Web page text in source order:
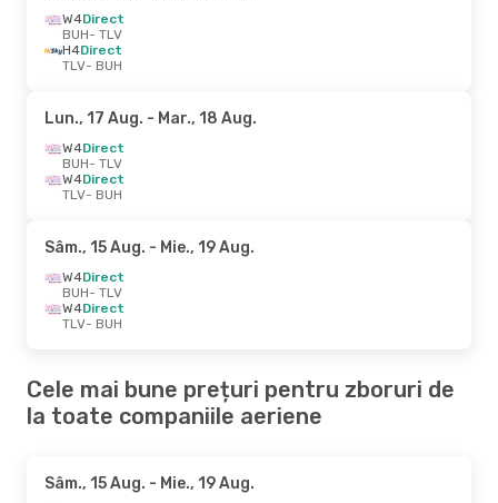
W4Direct
BUH- TLV
H4Direct
TLV- BUH
Lun., 17 Aug. - Mar., 18 Aug.
W4Direct
BUH- TLV
W4Direct
TLV- BUH
Sâm., 15 Aug. - Mie., 19 Aug.
W4Direct
BUH- TLV
W4Direct
TLV- BUH
Cele mai bune prețuri pentru zboruri de
la toate companiile aeriene
Sâm., 15 Aug. - Mie., 19 Aug.